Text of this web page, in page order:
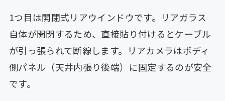
1つ目は開閉式リアウインドウです。リアガラス
自体が開閉するため、直接貼り付けるとケーブル
が引っ張られて断線します。リアカメラはボディ
側パネル（天井内張り後端）に固定するのが安全
です。